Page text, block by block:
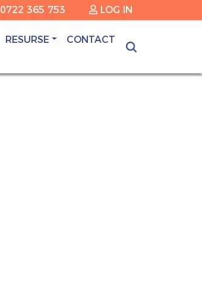
0722 365 753 LOG IN
RESURSE CONTACT